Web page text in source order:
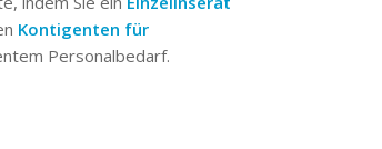
Kontigenten für
Personalbedarf.